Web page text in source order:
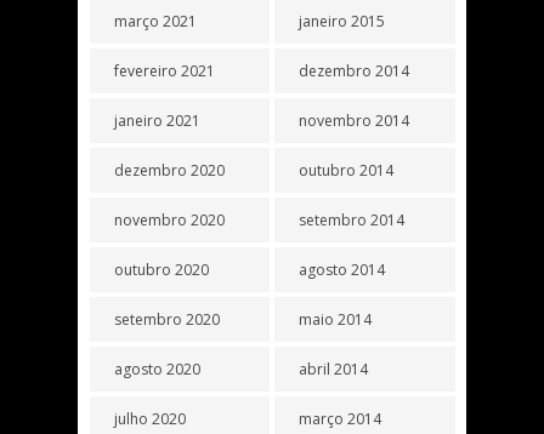
março 2021
fevereiro 2021
janeiro 2021
dezembro 2020
novembro 2020
outubro 2020
setembro 2020
agosto 2020
julho 2020
janeiro 2015
dezembro 2014
novembro 2014
outubro 2014
setembro 2014
agosto 2014
maio 2014
abril 2014
março 2014